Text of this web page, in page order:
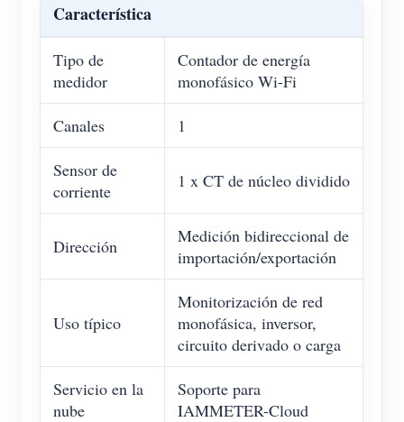
Característica
Tipo de
medidor
Contador de energía
monofásico Wi-Fi
Canales 1
Sensor de
corriente
1 x CT de núcleo dividido
Dirección
Medición bidireccional de
importación/exportación
Uso típico
Monitorización de red
monofásica, inversor,
circuito derivado o carga
Servicio en la
nube
Soporte para
IAMMETER-Cloud